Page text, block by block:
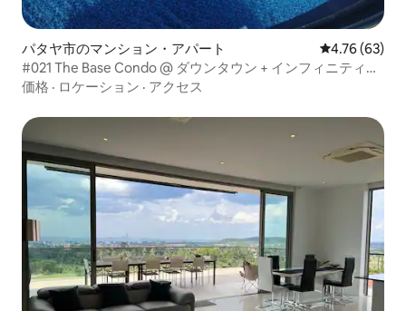
パタヤ市のマンション・アパート レビュー63
4.76 (63)
#021 The Base Condo @ ダウンタウン + インフィニティプ
ール
価格 · ロケーション · アクセス